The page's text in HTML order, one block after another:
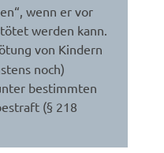
wenn er vor
werden kann.
von Kindern
noch)
bestimmten
(§ 218